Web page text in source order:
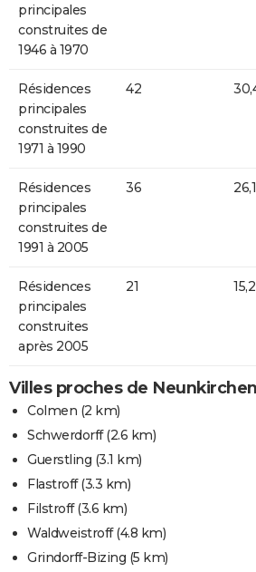
principales
construites de
1946 à 1970
Résidences
principales
construites de
1971 à 1990
42
Résidences
principales
construites de
1991 à 2005
36
Résidences
principales
construites
après 2005
21
Villes proches de
Colmen (2 km)
Schwerdorff(2.6 km)
Guerstling (3.1 km)
Flastroff(3.3 km)
Filstroff(3.6 km)
Waldweistroff(4.8 km)
Grindorff-Bizing (5 km)